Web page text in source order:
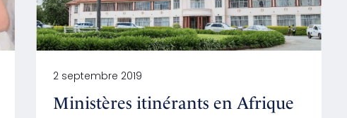
2 septembre 2019
Ministères itinérants en Afrique